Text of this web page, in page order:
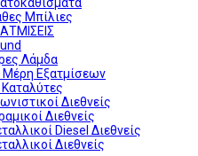
Μπίλιες
Λάμδα
Εξατμίσεων
Καταλύτες
Διεθνείς
Διεθνείς
Diesel Διεθνείς
Διεθνείς